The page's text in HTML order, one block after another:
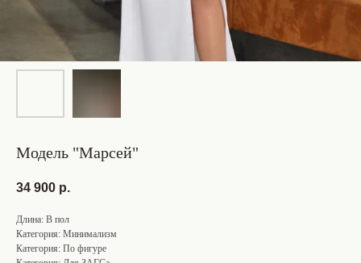
Модель "Марсей"
34 900 р.
Длина: В пол
Категория: Минимализм
Категория: По фигуре